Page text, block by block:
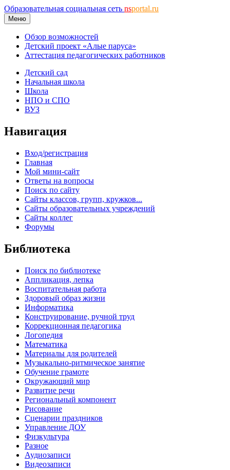
Образовательная социальная сеть nsportal.ru
Меню
Обзор возможностей
Детский проект «Алые паруса»
Аттестация педагогических работников
Детский сад
Начальная школа
Школа
НПО и СПО
ВУЗ
Навигация
Вход/регистрация
Главная
Мой мини-сайт
Ответы на вопросы
Поиск по сайту
Сайты классов, групп, кружков...
Сайты образовательных учреждений
Сайты коллег
Форумы
Библиотека
Поиск по библиотеке
Аппликация, лепка
Воспитательная работа
Здоровый образ жизни
Информатика
Конструирование, ручной труд
Коррекционная педагогика
Логопедия
Математика
Материалы для родителей
Музыкально-ритмическое занятие
Обучение грамоте
Окружающий мир
Развитие речи
Региональный компонент
Рисование
Сценарии праздников
Управление ДОУ
Физкультура
Разное
Аудиозаписи
Видеозаписи